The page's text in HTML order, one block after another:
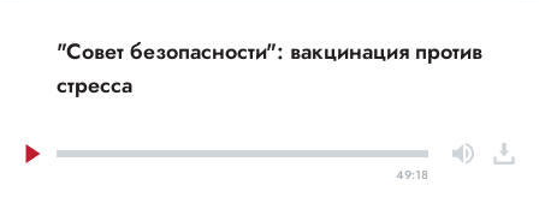
"Совет безопасности": вакцинация против
стресса
49:18